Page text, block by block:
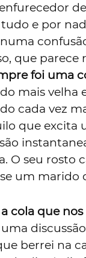
e por
que parece
foi uma
mais velha
cada vez
que excita
O seu rosto
um marido
cola que
berrei na